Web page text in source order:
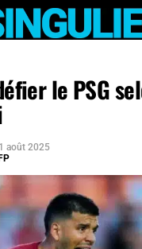
le PSG
1 août 2025